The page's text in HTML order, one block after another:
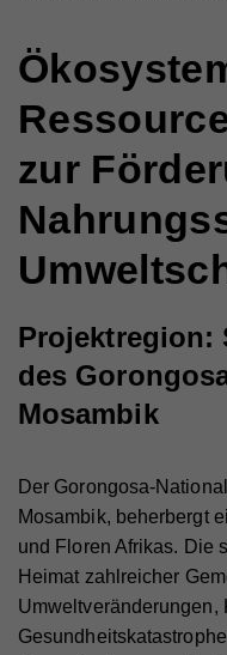
zur
Projektregion:
des
Mosambik
Der Gorongosa-
Mosambik, beherbergt
und Floren Afrikas. Die
Heimat zahlreicher
Umweltveränderungen,